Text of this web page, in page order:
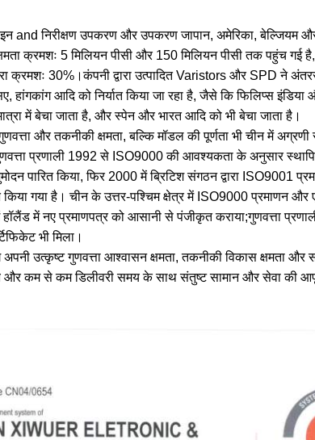
and निरीक्षण उपकरण और उपकरण जापान, अमेरिका, बेल्जियम
क्षमता क्रमशः 5 मिलियन पीसी और 150 मिलियन पीसी तक पहुंच
क्रमशः 30%।कंपनी द्वारा उत्पादित Varistors और SPD ने
हांगकांग आदि को निर्यात किया जा रहा है, जैसे कि फिलिप्स
में बेचा जाता है, और स्पेन और भारत आदि को भी बेचा जाता है।
और तकनीकी क्षमता, बल्कि मॉडल की पूर्णता भी चीन में
प्रणाली 1992 से ISO9000 की आवश्यकता के अनुसार
पारित किया, फिर 2000 में ब्रिटिश संगठन द्वारा ISO9001
किया गया है। चीन के उत्तर-पश्चिम क्षेत्र में ISO9000 प्रमाणन
में नए प्रमाणपत्र को आसानी से पंजीकृत कराया;गुणवत्ता
भी मिला।
अपनी उत्कृष्ट गुणवत्ता आश्वासन क्षमता, तकनीकी विकास क्षमता और
कम से कम डिलीवरी समय के साथ संतुष्ट सामान और सेवा की